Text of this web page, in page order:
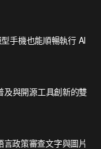
手機也能順暢執行 AI
及與開源工具創新的雙
政策審查文字與圖片